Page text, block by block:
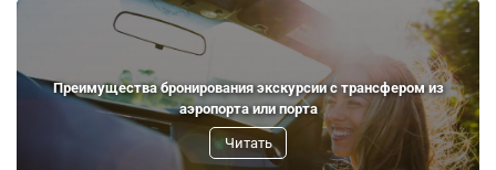
Преимущества бронирования экскурсии с трансфером из
аэропорта или порта
Читать